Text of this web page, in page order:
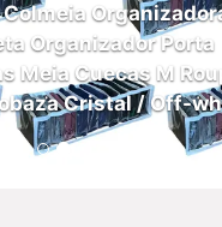
Organizador Porta
Meia Cuecas M
Cristal / Off-